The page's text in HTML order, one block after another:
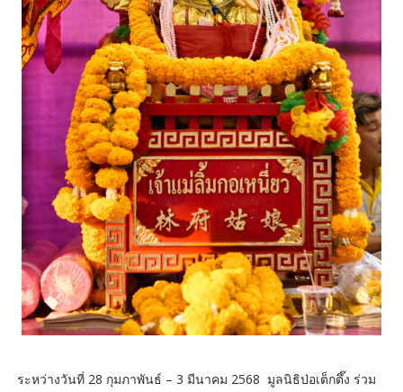
ระหว่างวันที่ 28 กุมภาพันธ์ – 3 มีนาคม 2568 มูลนิธิป่อเต็กตึ๊ง ร่วม